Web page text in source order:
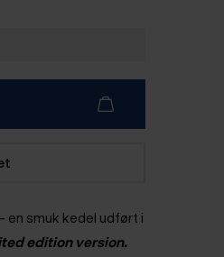
en smuk kedel udført i
edition version.